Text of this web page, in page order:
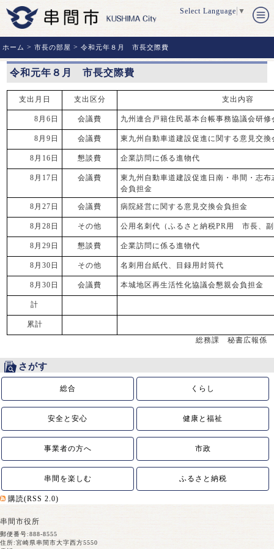
Select Language ▼
ホーム >市長の部屋 >令和元年８月 市長交際費
令和元年８月 市長交際費
支出月日 支出区分 支出内容
8月6日 会議費 九州連合戸籍住民基本台帳事務協議会研
8月9日 会議費 東九州自動車道建設促進に関する意見交換
8月16日 懇談費 企業訪問に係る進物代
8月17日 会議費
東九州自動車道建設促進日南・串間・志
会負担金
8月27日 会議費 病院経営に関する意見交換会負担金
8月28日 その他 公用名刺代（ふるさと納税PR用 市長、
8月29日 懇談費 企業訪問に係る進物代
8月30日 その他 名刺用台紙代、目録用封筒代
8月30日 会議費 本城地区再生活性化協議会懇親会負担金
計
累計
総務課 秘書広報係
さがす
総合 くらし
安全と安心 健康と福祉
事業者の方へ 市政
串間を楽しむ ふるさと納税
購読(RSS 2.0)
串間市役所
郵便番号:888-8555
住所:宮崎県串間市大字西方5550